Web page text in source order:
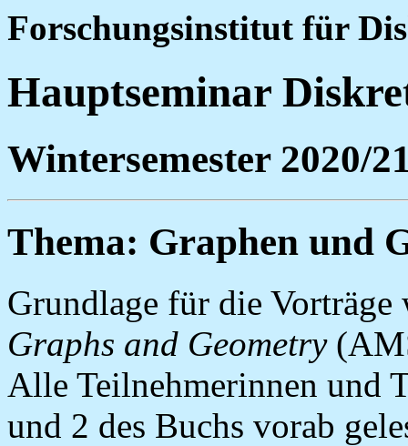
Forschungsinstitut für
Hauptseminar
Wintersemester 2020/
Thema: Graphen und
Grundlage für die
Graphs and Geometry
Alle Teilnehmerinnen und
und 2 des Buchs vorab